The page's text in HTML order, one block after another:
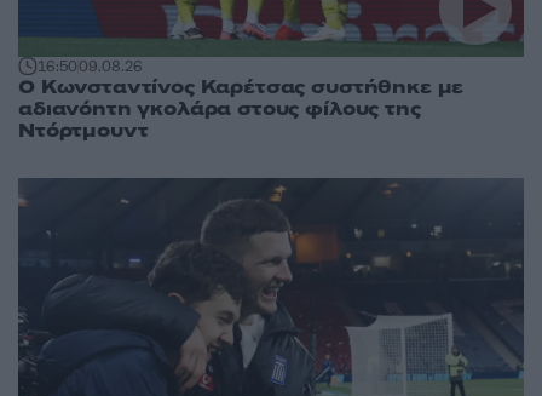
16:5009.08.26
Ο Κωνσταντίνος Καρέτσας συστήθηκε με
αδιανόητη γκολάρα στους φίλους της
Ντόρτμουντ